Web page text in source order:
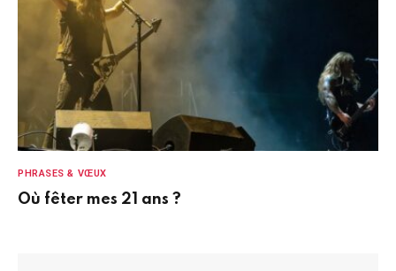
PHRASES & VŒUX
Où fêter mes 21 ans ?